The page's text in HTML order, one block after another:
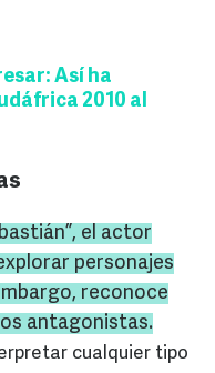
Así ha
2010 al
el actor
personajes
reconoce
antagonistas.
cualquier tipo